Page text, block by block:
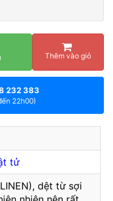
Thêm vào giỏ
232 383
22h00)
tử
dệt từ sợi